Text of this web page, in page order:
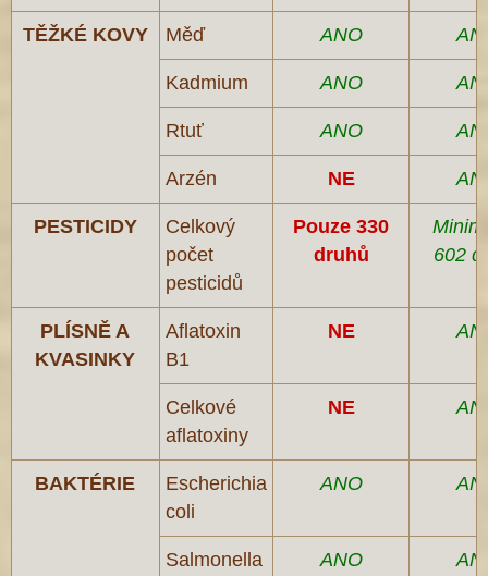
TĚŽKÉ KOVY Měď ANO
Kadmium ANO
Rtuť ANO
Arzén NE
PESTICIDY
Celkový
počet
pesticidů
Pouze 330
druhů
602
PLÍSNĚ A
KVASINKY
Aflatoxin
B1
NE
Celkové
aflatoxiny
NE
BAKTÉRIE
Escherichia
coli
ANO
Salmonella ANO